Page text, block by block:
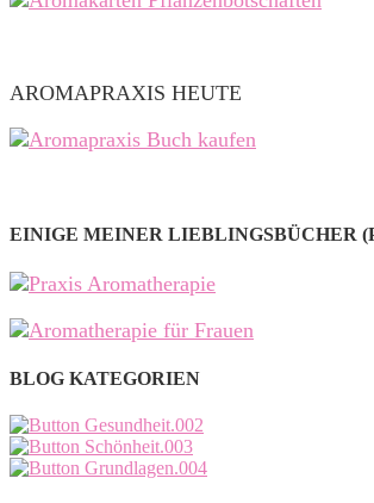
AROMAPRAXIS HEUTE
EINIGE MEINER LIEBLINGSBÜCHER
BLOG KATEGORIEN